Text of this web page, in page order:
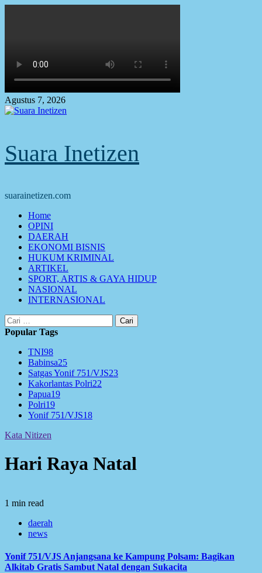
Agustus 7, 2026
Suara Inetizen
suarainetizen.com
Primary
Menu
Home
OPINI
DAERAH
EKONOMI BISNIS
HUKUM KRIMINAL
ARTIKEL
SPORT, ARTIS & GAYA HIDUP
NASIONAL
INTERNASIONAL
Cari
untuk:
Popular Tags
TNI98
Babinsa25
Satgas Yonif 751/VJS23
Kakorlantas Polri22
Papua19
Polri19
Yonif 751/VJS18
Kata Nitizen
Hari Raya Natal
1 min read
daerah
news
Yonif 751/VJS Anjangsana ke Kampung Polsam: Bagikan
Alkitab Gratis Sambut Natal dengan Sukacita